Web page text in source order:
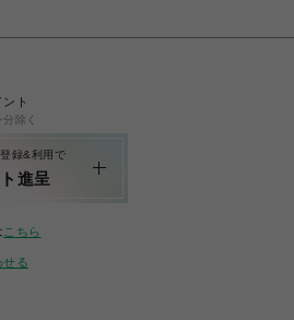
ント
除く
録&利用で
進呈
こちら
せる